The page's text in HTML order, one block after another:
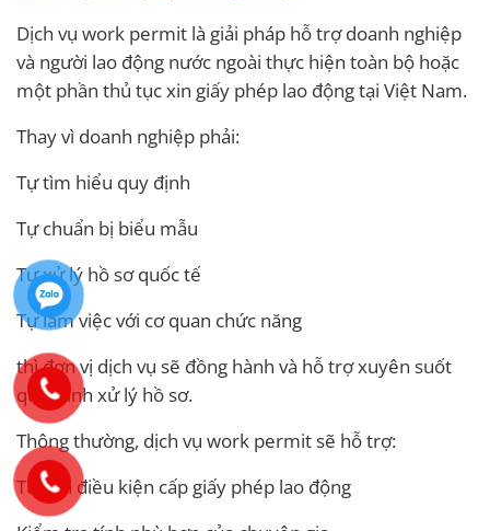
Dịch vụ work permit là giải pháp hỗ trợ doanh nghiệp
và người lao động nước ngoài thực hiện toàn bộ hoặc
một phần thủ tục xin giấy phép lao động tại Việt Nam.
Thay vì doanh nghiệp phải:
Tự tìm hiểu quy định
Tự chuẩn bị biểu mẫu
Tự xử lý hồ sơ quốc tế
Tự làm việc với cơ quan chức năng
thì đơn vị dịch vụ sẽ đồng hành và hỗ trợ xuyên suốt
quá trình xử lý hồ sơ.
Thông thường, dịch vụ work permit sẽ hỗ trợ:
Tư vấn điều kiện cấp giấy phép lao động